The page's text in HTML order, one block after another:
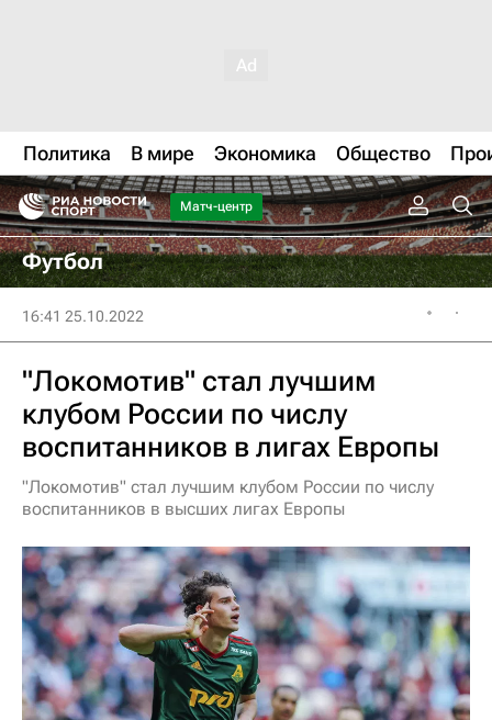
Политика В мире Экономика Общество
Матч-центр
Футбол
16:41 25.10.2022
"Локомотив" стал лучшим
клубом России по числу
воспитанников в лигах Европы
"Локомотив" стал лучшим клубом России по числу
воспитанников в высших лигах Европы